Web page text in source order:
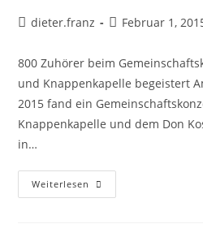
dieter.franz Februar 1,
800 Zuhörer beim
und Knappenkapelle begeistert
2015 fand ein
Knappenkapelle und dem Don
in…
Weiterlesen